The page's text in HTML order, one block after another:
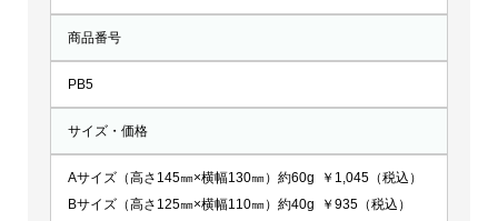
商品番号
PB5
サイズ・価格
Aサイズ（高さ145㎜×横幅130㎜）約60g ￥1,045（税込）
Bサイズ（高さ125㎜×横幅110㎜）約40g ￥935（税込）